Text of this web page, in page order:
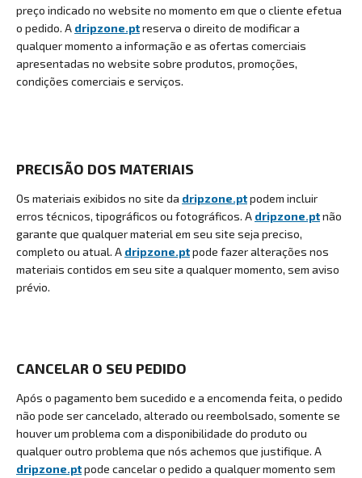
preço indicado no website no momento em que o cliente efetua
o pedido. A dripzone.ptreserva o direito de modificar a
qualquer momento a informação e as ofertas comerciais
apresentadas no website sobre produtos, promoções,
condições comerciais e serviços.
PRECISÃO DOS MATERIAIS
Os materiais exibidos no site da dripzone.ptpodem incluir
erros técnicos, tipográficos ou fotográficos. A dripzone.ptnão
garante que qualquer material em seu site seja preciso,
completo ou atual. A dripzone.ptpode fazer alterações nos
materiais contidos em seu site a qualquer momento, sem aviso
prévio.
CANCELAR O SEU PEDIDO
Após o pagamento bem sucedido e a encomenda feita, o pedido
não pode ser cancelado, alterado ou reembolsado, somente se
houver um problema com a disponibilidade do produto ou
qualquer outro problema que nós achemos que justifique. A
dripzone.ptpode cancelar o pedido a qualquer momento sem